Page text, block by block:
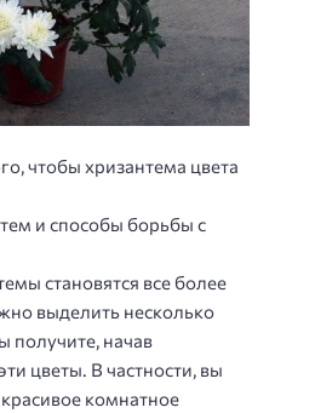
чтобы хризантема цвета
и способы борьбы с
становятся все более
выделить несколько
получите, начав
цветы. В частности, вы
комнатное